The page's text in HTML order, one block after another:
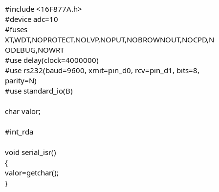
#include <16F877A.h>
#device adc=10
#fuses
XT,WDT,NOPROTECT,NOLVP,NOPUT,NOBROWNOUT,NOCPD,N
ODEBUG,NOWRT
#use delay(clock=4000000)
#use rs232(baud=9600, xmit=pin_d0, rcv=pin_d1, bits=8,
parity=N)
#use standard_io(B)
char valor;
#int_rda
void serial_isr()
{
valor=getchar();
}